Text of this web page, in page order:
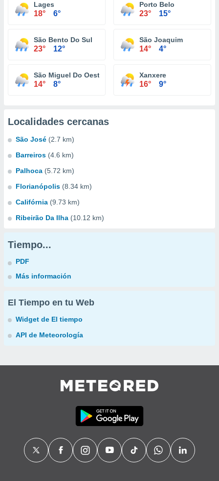
Lages
18° 6°
Porto Belo
23° 15°
São Bento Do Sul
23° 12°
São Joaquim
14° 4°
São Miguel Do Oeste
14° 8°
Xanxere
16° 9°
Localidades cercanas
São José (2.7 km)
Barreiros (4.6 km)
Palhoca (5.72 km)
Florianópolis (8.34 km)
Califórnia (9.73 km)
Ribeirão Da Ilha (10.12 km)
Tiempo...
PDF
Más información
El Tiempo en tu Web
Widget de El tiempo
API de Meteorología